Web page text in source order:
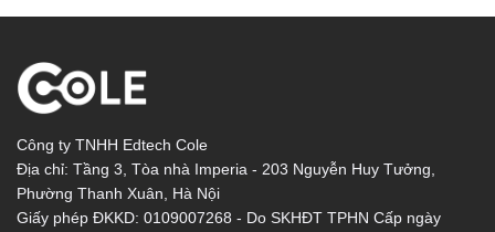
Công ty TNHH Edtech Cole
Địa chỉ: Tầng 3, Tòa nhà Imperia - 203 Nguyễn Huy Tưởng,
Phường Thanh Xuân, Hà Nội
Giấy phép ĐKKD: 0109007268 - Do SKHĐT TPHN Cấp ngày